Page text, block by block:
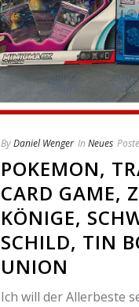
ByDaniel Wenger In Neues
POKEMON,
CARD GAME,
KÖNIGE,
SCHILD, TIN
UNION
Ich will der Allerbeste